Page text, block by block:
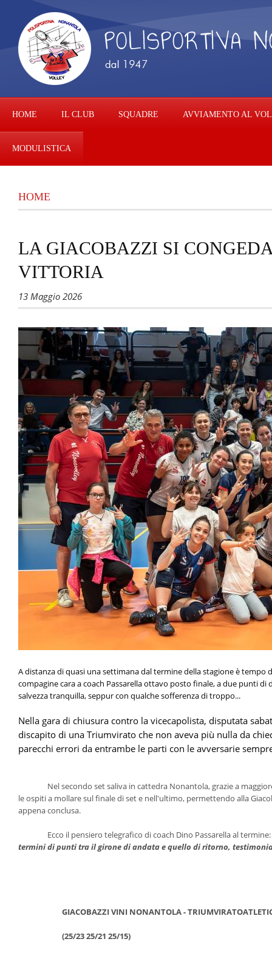
HOME IL CLUB SQUADRE AVVIAMENTO AL
MODULISTICA
HOME
LA GIACOBAZZI SI
VITTORIA
13 Maggio 2026
A distanza di quasi una settimana dal termine della stagione è tempo
compagine cara a coach Passarella ottavo posto finale, a due punti
salvezza tranquilla, seppur con qualche sofferenza di troppo...
Nella gara di chiusura contro la vicecapolista, disputata
discapito di una Triumvirato che non aveva più nulla da
parecchi errori da entrambe le parti con le avversarie
le ospiti a mollare sul finale di set e nell'ultimo, permettendo alla
appena conclusa.
		Ecco il pensiero telegrafico di coach Dino Passarella al termine:
termini di punti tra il girone di andata e quello di ritorno,
GIACOBAZZI VINI NONANTOLA -
(25/23 25/21 25/15)